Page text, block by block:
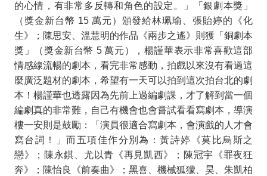
的心情，有非常多反轉和角色的設定。」
「銀劇本獎」
（獎金新台幣 15 萬元）頒發給林珮瑜、張貽婷的《化
生》；陳思安、溫慧明的作品《兩步之遙》則獲「銅劇本
獎」（獎金新台幣 5萬元），楊謹華表示非常喜歡這部
情感線流暢的劇本，看完非常感動，拍戲以來沒有看過這
麼廣泛題材的劇本，希望有一天可以拍到這次拍台北的劇
本！楊謹華也透露因為先前上過編劇課，才了解到當一個
編劇真的非常難，自己有機會也會嘗試看看寫劇本，導演
樓一安則是鼓勵：「演員很適合寫劇本，會演戲的人才會
寫台詞！」而五項佳作分別為：黃詩婷《莫比烏斯之
戀》；陳永錤、尤以青《再見凱西》；陳冠宇《罪夜狂
奔》
； 陳怡良《前奏曲》；黑喜、機械狐獴、昊、朱凱柏